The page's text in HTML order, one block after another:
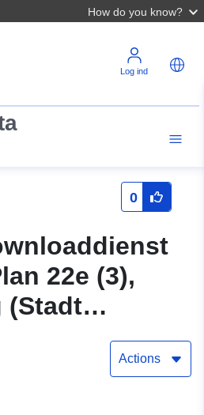
How do you know?
Log ind
0
22e (3),
(Stadt
Actions